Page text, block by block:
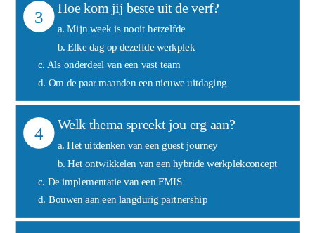
3 Hoe kom jij beste uit de verf?
a. Mijn week is nooit hetzelfde
b. Elke dag op dezelfde werkplek
c. Als onderdeel van een vast team
d. Om de paar maanden een nieuwe uitdaging
4 Welk thema spreekt jou erg aan?
a. Het uitdenken van een guest journey
b. Het ontwikkelen van een hybride werkplekconcept
c. De implementatie van een FMIS
d. Bouwen aan een langdurig partnership